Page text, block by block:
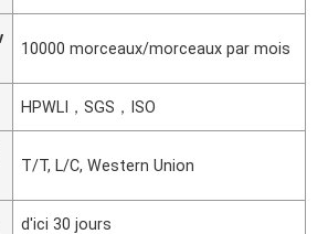
10000 morceaux/morceaux par mois
HPWLI，SGS，ISO
T/T, L/C, Western Union
d'ici 30 jours